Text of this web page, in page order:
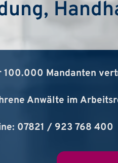
100.000 Mandanten
Anwälte im
07821 / 923 768 400